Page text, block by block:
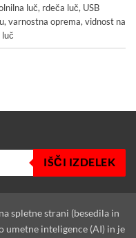
luč, rdeča luč, USB
, varnostna oprema, vidnost na
luč
IŠČI IZDELEK
spletne strani (besedila in
umetne inteligence (AI) in je